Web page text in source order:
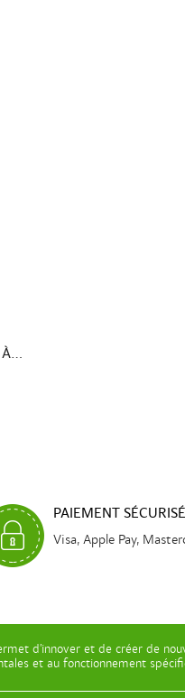
PAIEMENT SÉCURISÉ
Visa, Apple Pay,
d’innover et de créer de
et au fonctionnement